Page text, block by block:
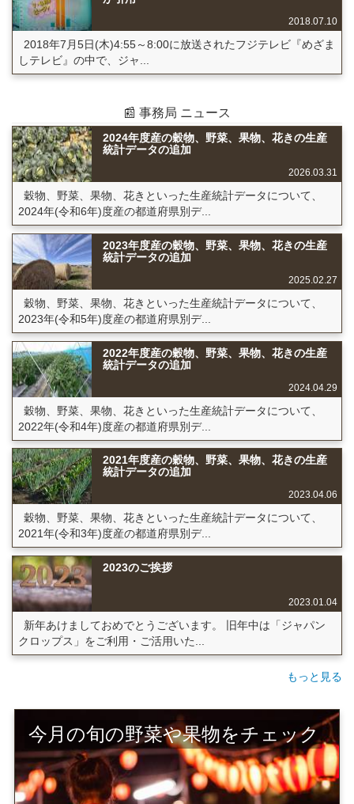
2018.07.10
2018年7月5日(木)4:55～8:00に放送されたフジテレビ『めざま
しテレビ』の中で、ジャ...
📰 事務局 ニュース
2024年度産の穀物、野菜、果物、花きの生産
統計データの追加
2026.03.31
穀物、野菜、果物、花きといった生産統計データについて、
2024年(令和6年)度産の都道府県別デ...
2023年度産の穀物、野菜、果物、花きの生産
統計データの追加
2025.02.27
穀物、野菜、果物、花きといった生産統計データについて、
2023年(令和5年)度産の都道府県別デ...
2022年度産の穀物、野菜、果物、花きの生産
統計データの追加
2024.04.29
穀物、野菜、果物、花きといった生産統計データについて、
2022年(令和4年)度産の都道府県別デ...
2021年度産の穀物、野菜、果物、花きの生産
統計データの追加
2023.04.06
穀物、野菜、果物、花きといった生産統計データについて、
2021年(令和3年)度産の都道府県別デ...
2023のご挨拶
2023.01.04
新年あけましておめでとうございます。 旧年中は「ジャパン
クロップス」をご利用・ご活用いた...
もっと見る
今月の旬の野菜や果物をチェック